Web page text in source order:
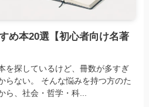
め本20選【初心者向け名著
を探しているけど、冊数が多すぎ
らない。 そんな悩みを持つ方のた
ら、社会・哲学・科...